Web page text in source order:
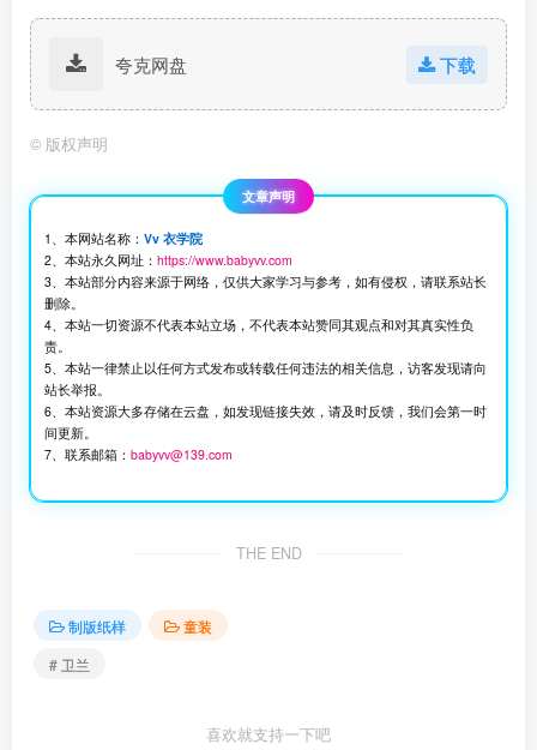
夸克网盘 下载
© 版权声明
文章声明
1、本网站名称：Vv 衣学院
2、本站永久网址：https://www.babyvv.com
3、本站部分内容来源于网络，仅供大家学习与参考，如有侵权，请联系站长
删除。
4、本站一切资源不代表本站立场，不代表本站赞同其观点和对其真实性负
责。
5、本站一律禁止以任何方式发布或转载任何违法的相关信息，访客发现请向
站长举报。
6、本站资源大多存储在云盘，如发现链接失效，请及时反馈，我们会第一时
间更新。
7、联系邮箱：babyvv@139.com
THE END
制版纸样
童装
# 卫兰
喜欢就支持一下吧